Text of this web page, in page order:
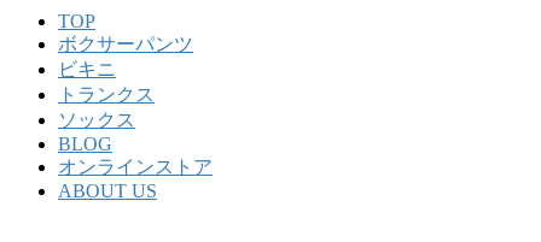
TOP
ボクサーパンツ
ビキニ
トランクス
ソックス
BLOG
オンラインストア
ABOUT US